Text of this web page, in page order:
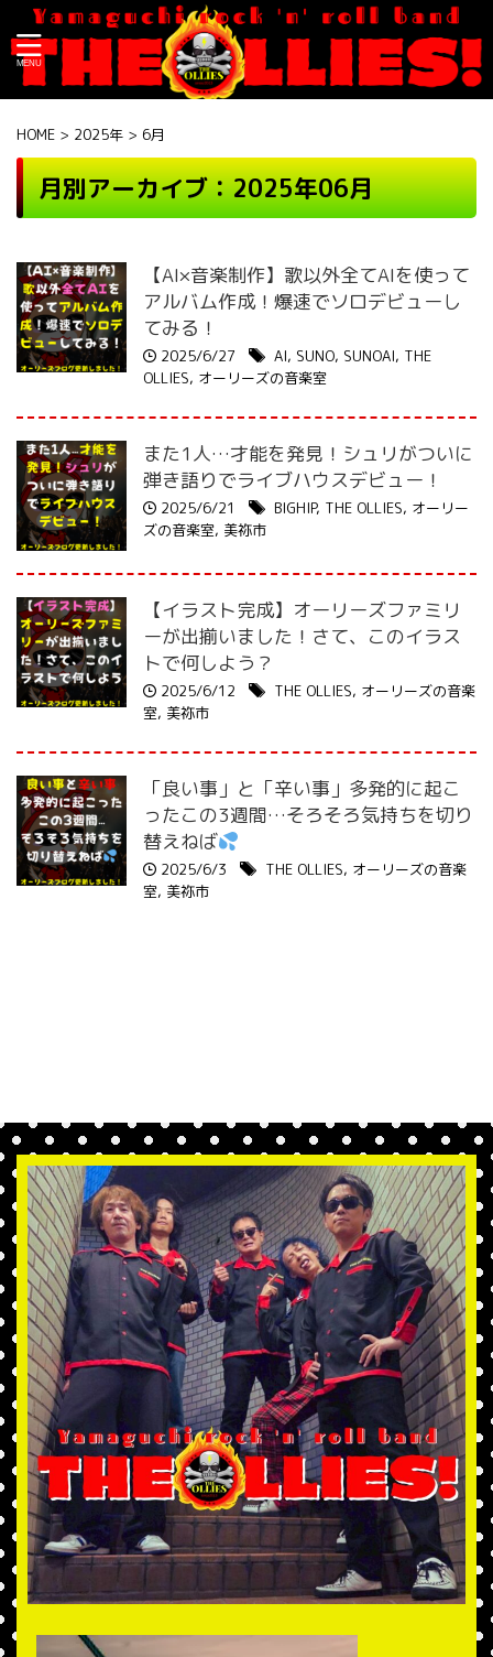
HOME > 2025年 > 6月
月別アーカイブ：2025年06月
【AI×音楽制作】歌以外全てAIを使って
アルバム作成！爆速でソロデビューし
てみる！
2025/6/27 AI, SUNO, SUNOAI, THE
OLLIES, オーリーズの音楽室
また1人…才能を発見！シュリがついに
弾き語りでライブハウスデビュー！
2025/6/21 BIGHIP, THE OLLIES, オーリー
ズの音楽室, 美祢市
【イラスト完成】オーリーズファミリ
ーが出揃いました！さて、このイラス
トで何しよう？
2025/6/12 THE OLLIES, オーリーズの音楽
室, 美祢市
「良い事」と「辛い事」多発的に起こ
ったこの3週間…そろそろ気持ちを切り
替えねば
2025/6/3 THE OLLIES, オーリーズの音楽
室, 美祢市